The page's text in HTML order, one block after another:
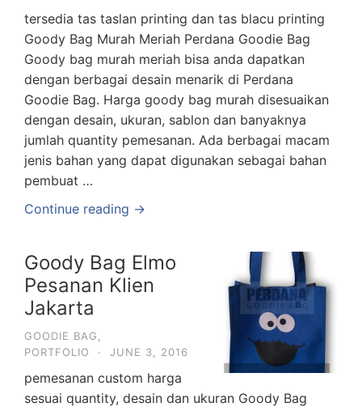
tersedia tas taslan printing dan tas blacu printing
Goody Bag Murah Meriah Perdana Goodie Bag
Goody bag murah meriah bisa anda dapatkan
dengan berbagai desain menarik di Perdana
Goodie Bag. Harga goody bag murah disesuaikan
dengan desain, ukuran, sablon dan banyaknya
jumlah quantity pemesanan. Ada berbagai macam
jenis bahan yang dapat digunakan sebagai bahan
pembuat …
Continue reading →
Goody Bag Elmo
Pesanan Klien
Jakarta
GOODIE BAG
PORTFOLIO
· JUNE 3, 2016
pemesanan custom harga
sesuai quantity, desain dan ukuran Goody Bag